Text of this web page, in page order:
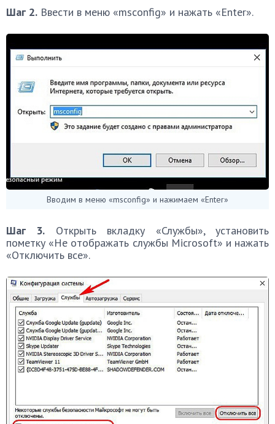
Шаг 2. Ввести в меню «msconfig» и нажать «Enter».
Вводим в меню «msconfig» и нажимаем «Enter»
Шаг 3. Открыть вкладку «Службы», установить
пометку «Не отображать службы Microsoft» и нажать
«Отключить все».